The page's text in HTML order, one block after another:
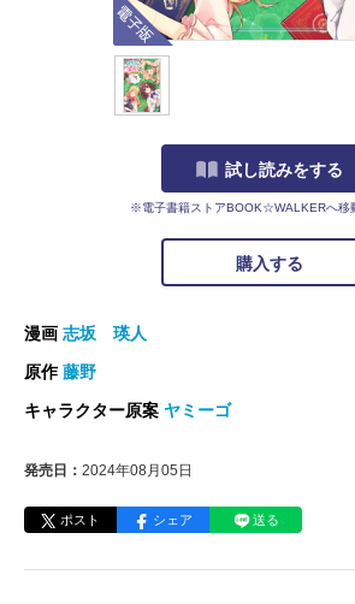
試し読みをする
※電子書籍ストアBOOK☆WALKERへ移
購入する
漫画 志坂 瑛人
原作藤野
キャラクター原案 ヤミーゴ
発売日： 2024年08月05日
ポスト シェア 送る